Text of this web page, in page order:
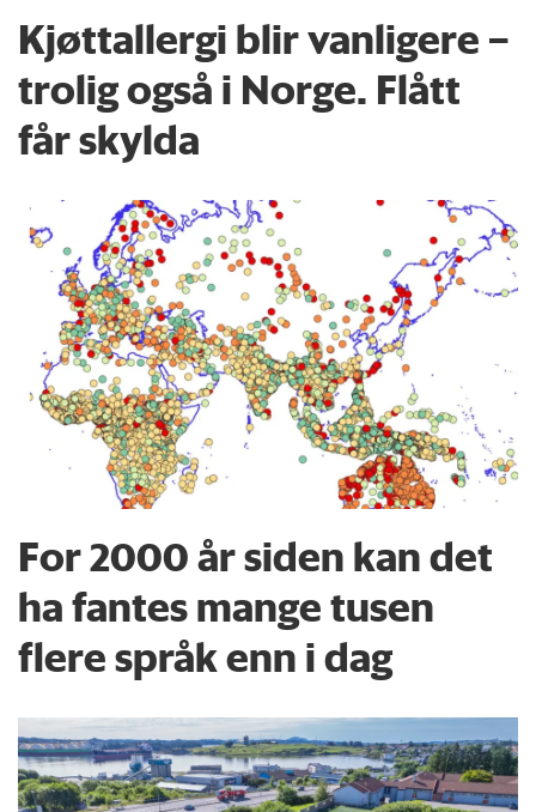
Kjøttallergi blir vanligere –
trolig også i Norge. Flått
får skylda
For 2000 år siden kan det
ha fantes mange tusen
flere språk enn i dag